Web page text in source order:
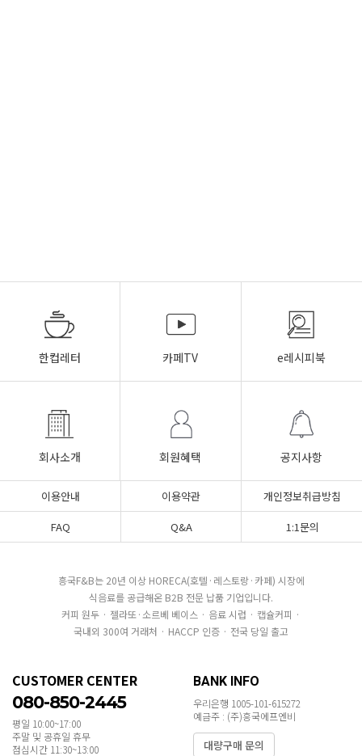
한컵레터 카페TV e레시피북
회사소개 회원혜택 공지사항
이용안내 이용약관
개인정보취급방침
FAQ
Q&A 1:1문의
흥국F&B는 20년 이상 HORECA(호텔·레스토랑·카페) 시장에
식음료를 공급해온 B2B 전문 납품 기업입니다.
커피 원두 · 젤라또·소르베 베이스 · 음료 시럽 · 캡슐커피 ·
국내외 300여 거래처 · HACCP 인증 · 전국 당일 출고
CUSTOMER CENTER
080-850-2445
평일 10:00~17:00
주말 및 공휴일 휴무
점심시간 11:30~13:00
BANK INFO
우리은행 1005-101-615272
예금주 : (주)흥국에프엔비
대량구매 문의